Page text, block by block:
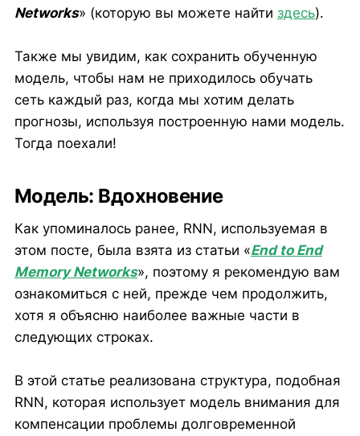
Networks» (которую вы можете найти здесь).
Также мы увидим, как сохранить обученную
модель, чтобы нам не приходилось обучать
сеть каждый раз, когда мы хотим делать
прогнозы, используя построенную нами модель.
Тогда поехали!
Модель: Вдохновение
Как упоминалось ранее, RNN, используемая в
этом посте, была взята из статьи «End to End
Memory Networks», поэтому я рекомендую вам
ознакомиться с ней, прежде чем продолжить,
хотя я объясню наиболее важные части в
следующих строках.
В этой статье реализована структура, подобная
RNN, которая использует модель внимания для
компенсации проблемы долговременной